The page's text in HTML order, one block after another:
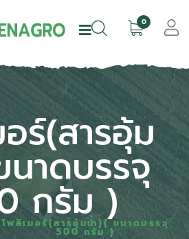
0
ร์(สารอุ้ม
าดบรรจุ
กรัม )
โพลิเมอร์(สารอุ้มน้ำ)( ขนาดบรรจุ
500 กรัม )